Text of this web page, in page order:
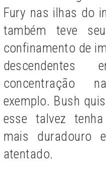
Fury nas ilhas do
também teve
confinamento de
concentração
exemplo. Bush
esse talvez
mais duradouro
atentado.